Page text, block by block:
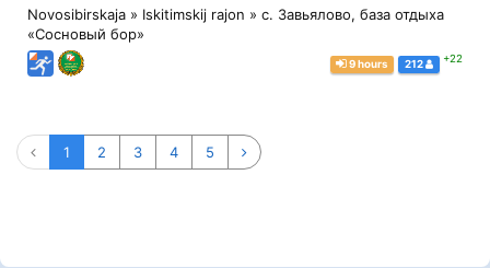
Novosibirskaja » Iskitimskij rajon » с. Завьялово, база отдыха
«Сосновый бор»
9 hours 212 +22
1 2 3 4 5